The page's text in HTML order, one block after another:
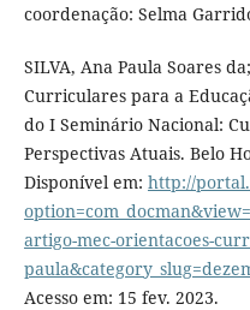
coordenação: Selma
SILVA, Ana Paula Soares
Curriculares para a
do I Seminário Nacional:
Perspectivas Atuais. Belo
Disponível em: http://
artigo-mec-orientacoes-
Acesso em: 15 fev. 2023.